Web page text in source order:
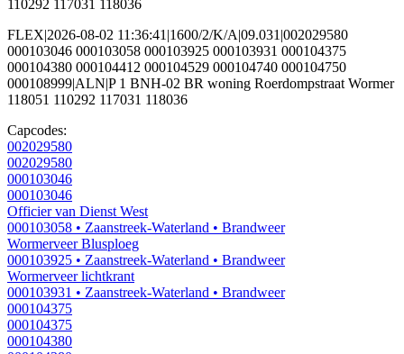
110292 117031 118036
FLEX|2026-08-02 11:36:41|1600/2/K/A|09.031|002029580
000103046 000103058 000103925 000103931 000104375
000104380 000104412 000104529 000104740 000104750
000108999|ALN|P 1 BNH-02 BR woning Roerdompstraat Wormer
118051 110292 117031 118036
Capcodes:
002029580
002029580
000103046
000103046
Officier van Dienst West
000103058 • Zaanstreek-Waterland • Brandweer
Wormerveer Blusploeg
000103925 • Zaanstreek-Waterland • Brandweer
Wormerveer lichtkrant
000103931 • Zaanstreek-Waterland • Brandweer
000104375
000104375
000104380